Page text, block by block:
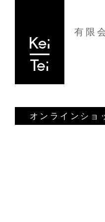
有限
オンラインショ